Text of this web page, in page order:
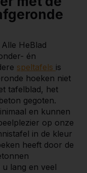
HeBlad
én
speltafels is
hoeken niet
tafelblad, het
gegoten.
en kunnen
op onze
in de kleur
heeft door de
lang en veel